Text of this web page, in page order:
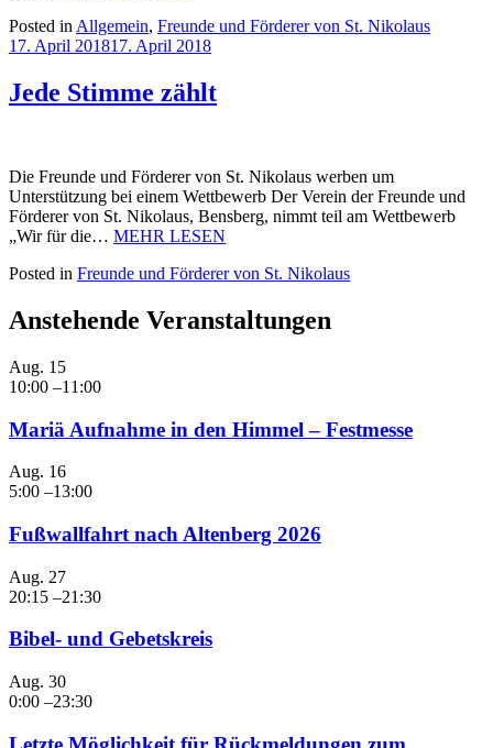
Posted in Allgemein, Freunde und Förderer von St. Nikolaus
17. April 201817. April 2018
Jede Stimme zählt
Die Freunde und Förderer von St. Nikolaus werben um
Unterstützung bei einem Wettbewerb Der Verein der Freunde und
Förderer von St. Nikolaus, Bensberg, nimmt teil am Wettbewerb
„Wir für die… MEHR LESEN
Posted in Freunde und Förderer von St. Nikolaus
Anstehende Veranstaltungen
Aug. 15
10:00 –11:00
Mariä Aufnahme in den Himmel – Festmesse
Aug. 16
5:00 –13:00
Fußwallfahrt nach Altenberg 2026
Aug. 27
20:15 –21:30
Bibel- und Gebetskreis
Aug. 30
0:00 –23:30